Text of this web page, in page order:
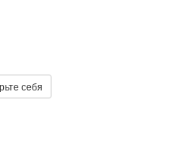
себя